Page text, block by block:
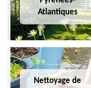
Atlantiques
Nettoyage de